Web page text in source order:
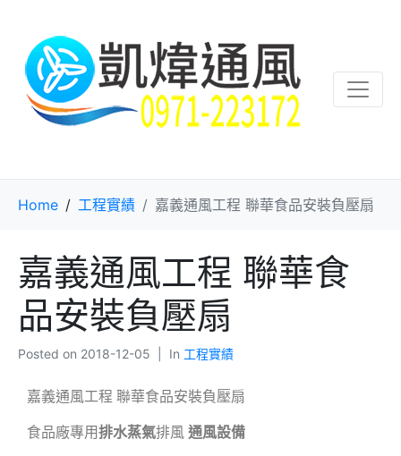
Home 工程實績 嘉義通風工程 聯華食品安裝負壓扇
嘉義通風工程 聯華食
品安裝負壓扇
Posted on 2018-12-05 In 工程實績
嘉義通風工程 聯華食品安裝負壓扇
食品廠專用排水蒸氣排風 通風設備